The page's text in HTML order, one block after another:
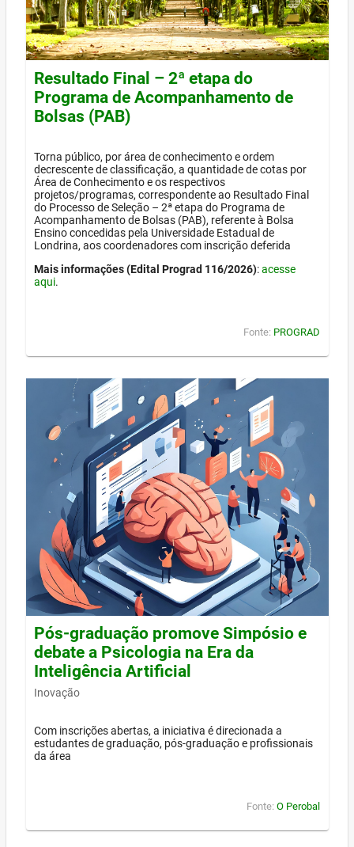
Resultado Final – 2ª etapa do
Programa de Acompanhamento de
Bolsas (PAB)
Torna público, por área de conhecimento e ordem
decrescente de classificação, a quantidade de cotas por
Área de Conhecimento e os respectivos
projetos/programas, correspondente ao Resultado Final
do Processo de Seleção – 2ª etapa do Programa de
Acompanhamento de Bolsas (PAB), referente à Bolsa
Ensino concedidas pela Universidade Estadual de
Londrina, aos coordenadores com inscrição deferida
Mais informações (Edital Prograd 116/2026):acesse
aqui.
Fonte: PROGRAD
Pós-graduação promove Simpósio e
debate a Psicologia na Era da
Inteligência Artificial
Inovação
Com inscrições abertas, a iniciativa é direcionada a
estudantes de graduação, pós-graduação e profissionais
da área
Fonte: O Perobal